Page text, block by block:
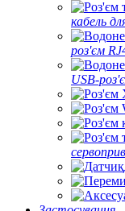
кабель
роз'єм
USB-